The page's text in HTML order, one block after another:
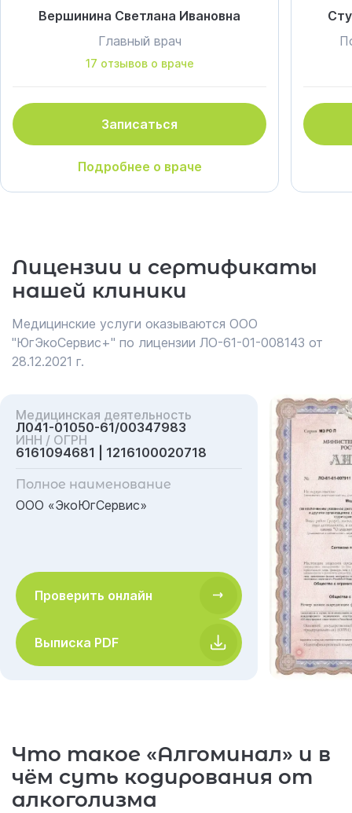
Вершинина Светлана Ивановна
Главный врач
17 отзывов о враче
Записаться
Подробнее о враче
Лицензии и сертификаты
нашей клиники
Медицинские услуги оказываются ООО
"ЮгЭкоСервис+" по лицензии ЛО-61-01-008143 от
28.12.2021 г.
Медицинская деятельность
Л041-01050-61/00347983
ИНН / ОГРН
6161094681 | 1216100020718
Полное наименование
ООО «ЭкоЮгСервис»
Проверить онлайн
Выписка PDF
Что такое «Алгоминал» и в
чём суть кодирования от
алкоголизма